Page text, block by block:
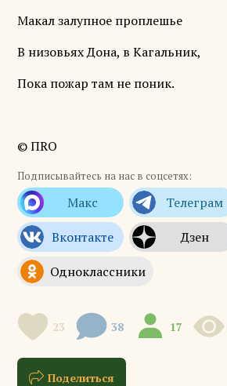
Макал залупное проплешье
В низовьях Дона, в Кагальник,
Пока пожар там не поник.
© ПRO
Подписывайтесь на нас в соцсетях:
23 38 17
Поделиться